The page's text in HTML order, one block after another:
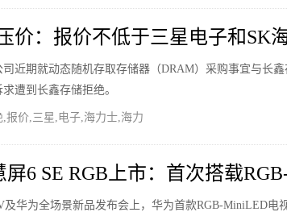
价：报价不低于三星电子和SK
近期就动态随机存取存储器（DRAM）采购事宜与长
遭到长鑫存储拒绝。
报价,三星,电子,海力士,海力
6 SE RGB上市：首次搭载
华为全场景新品发布会上，华为首款RGB-MiniLED电